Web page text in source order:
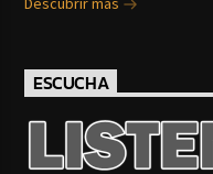
ESCUCHA